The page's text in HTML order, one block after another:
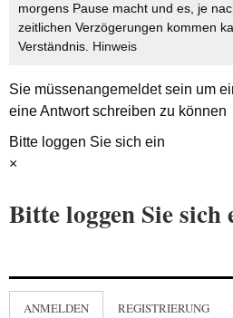
morgens Pause macht und es, je
zeitlichen Verzögerungen kommen
Verständnis. Hinweis
Sie müssenangemeldetsein um
eine Antwort schreiben zu können
Bitte loggen Sie sich ein
×
Bitte loggen Sie sich
ANMELDEN REGISTRIERUNG